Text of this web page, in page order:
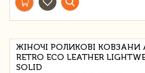
ЖІНОЧІ РОЛИКОВІ КОВЗАНИ
RETRO ECO LEATHER
SOLID